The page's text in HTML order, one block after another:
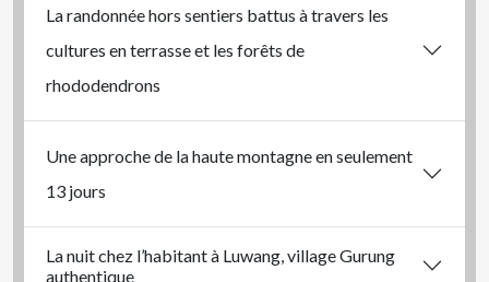
La randonnée hors sentiers battus à travers les
cultures en terrasse et les forêts de
rhododendrons
Une approche de la haute montagne en seulement
13 jours
La nuit chez l’habitant à Luwang, village Gurung
authentique